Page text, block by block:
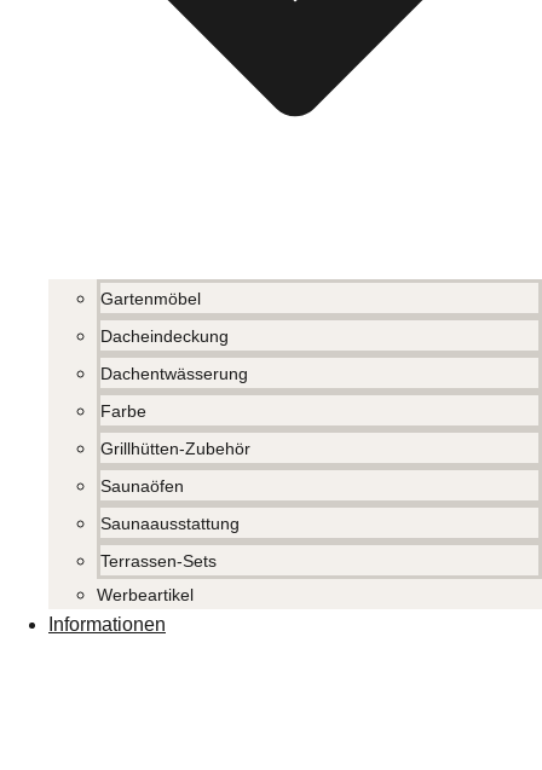
Gartenmöbel
Dacheindeckung
Dachentwässerung
Farbe
Grillhütten-Zubehör
Saunaöfen
Saunaausstattung
Terrassen-Sets
Werbeartikel
Informationen